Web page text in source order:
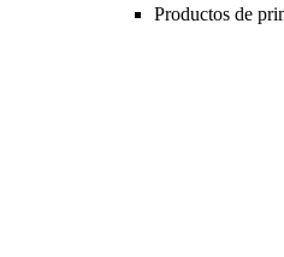
Productos de